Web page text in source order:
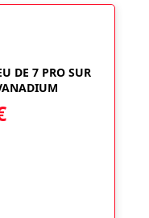
DE 7 PRO SUR